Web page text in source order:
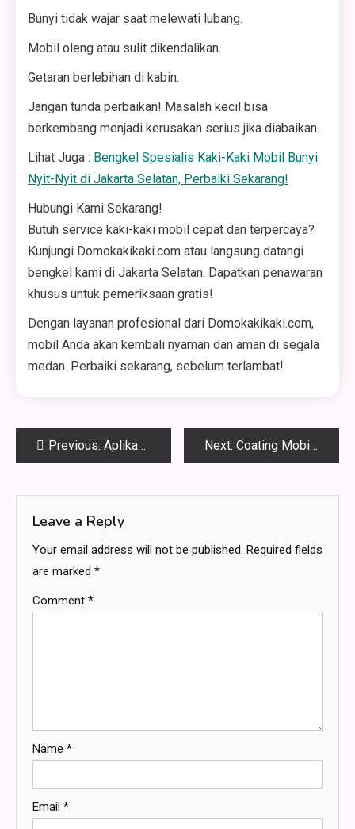
Bunyi tidak wajar saat melewati lubang.
Mobil oleng atau sulit dikendalikan.
Getaran berlebihan di kabin.
Jangan tunda perbaikan! Masalah kecil bisa
berkembang menjadi kerusakan serius jika diabaikan.
Lihat Juga : Bengkel Spesialis Kaki-Kaki Mobil Bunyi
Nyit-Nyit di Jakarta Selatan, Perbaiki Sekarang!
Hubungi Kami Sekarang!
Butuh service kaki-kaki mobil cepat dan terpercaya?
Kunjungi Domokakikaki.com atau langsung datangi
bengkel kami di Jakarta Selatan. Dapatkan penawaran
khusus untuk pemeriksaan gratis!
Dengan layanan profesional dari Domokakikaki.com,
mobil Anda akan kembali nyaman dan aman di segala
medan. Perbaiki sekarang, sebelum terlambat!
PostPrevious: Aplikanomic: Software Developer Tangerang Terbaik untuk Pengembangan Aplikasi Mobile dan Perangkat Lunak Kustom Next: Coating Mobil Jakarta & Kaca Film Terbaik: Solusi Perlindungan Mobil Anda!
Leave a Reply
Your email address will not be published. Required fields
are marked *
Comment *
Name *
Email *